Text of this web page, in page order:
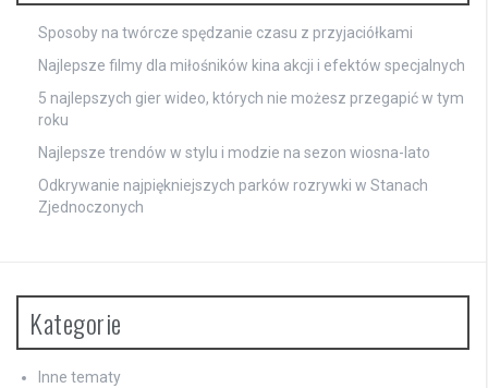
Sposoby na twórcze spędzanie czasu z przyjaciółkami
Najlepsze filmy dla miłośników kina akcji i efektów specjalnych
5 najlepszych gier wideo, których nie możesz przegapić w tym
roku
Najlepsze trendów w stylu i modzie na sezon wiosna-lato
Odkrywanie najpiękniejszych parków rozrywki w Stanach
Zjednoczonych
Kategorie
Inne tematy